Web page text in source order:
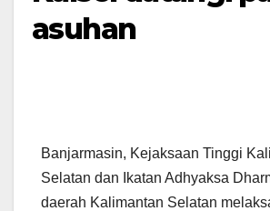
asuhan
Banjarmasin, Kejaksaan Tinggi
Selatan dan Ikatan Adhyaksa
daerah Kalimantan Selatan